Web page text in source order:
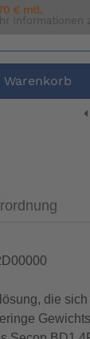
€ mtl.
Informationen
Warenkorb
die sich